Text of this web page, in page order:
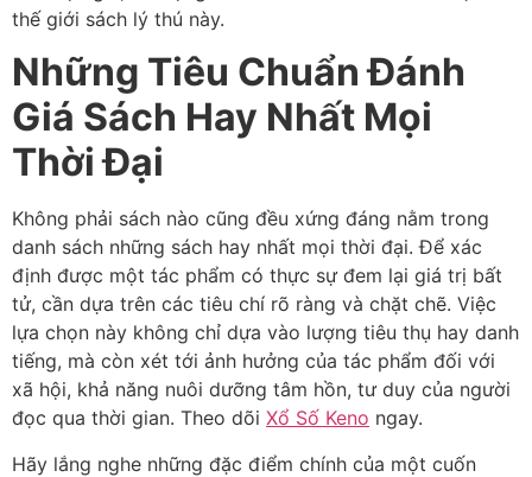
thế giới sách lý thú này.
Những Tiêu Chuẩn Đánh
Giá Sách Hay Nhất Mọi
Thời Đại
Không phải sách nào cũng đều xứng đáng nằm trong
danh sách những sách hay nhất mọi thời đại. Để xác
định được một tác phẩm có thực sự đem lại giá trị bất
tử, cần dựa trên các tiêu chí rõ ràng và chặt chẽ. Việc
lựa chọn này không chỉ dựa vào lượng tiêu thụ hay danh
tiếng, mà còn xét tới ảnh hưởng của tác phẩm đối với
xã hội, khả năng nuôi dưỡng tâm hồn, tư duy của người
đọc qua thời gian. Theo dõi Xổ Số Keno ngay.
Hãy lắng nghe những đặc điểm chính của một cuốn